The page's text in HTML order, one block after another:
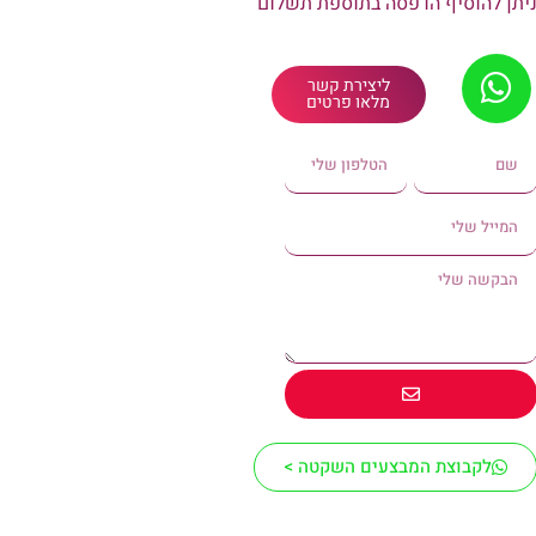
ליצירת קשר
מלאו פרטים
לקבוצת המבצעים השקטה >